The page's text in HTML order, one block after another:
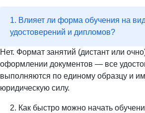
1. Влияет ли форма обучения на вид
удостоверений и дипломов?
Нет. Формат занятий (дистант или
оформлении документов — все
выполняются по единому образцу и
юридическую силу.
2. Как быстро можно начать